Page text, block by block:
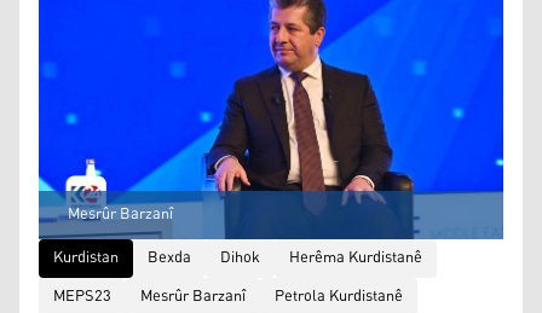
Mesrûr Barzanî
Kurdistan
Bexda Dihok
Herêma Kurdistanê
MEPS23
Mesrûr Barzanî Petrola Kurdistanê